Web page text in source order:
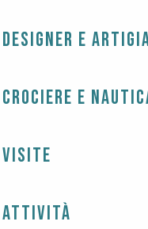
Designer e
Crociere e
Visite
Attività
99